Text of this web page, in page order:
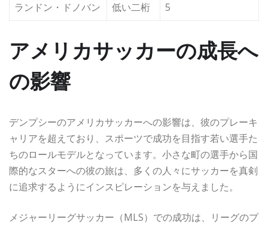
ランドン・ドノバン 低い二桁 5
アメリカサッカーの成長へ
の影響
デンプシーのアメリカサッカーへの影響は、彼のプレーキ
ャリアを超えており、スポーツで成功を目指す若い選手た
ちのロールモデルとなっています。小さな町の選手から国
際的なスターへの彼の旅は、多くの人々にサッカーを真剣
に追求するようにインスピレーションを与えました。
メジャーリーグサッカー（MLS）での成功は、リーグのプ